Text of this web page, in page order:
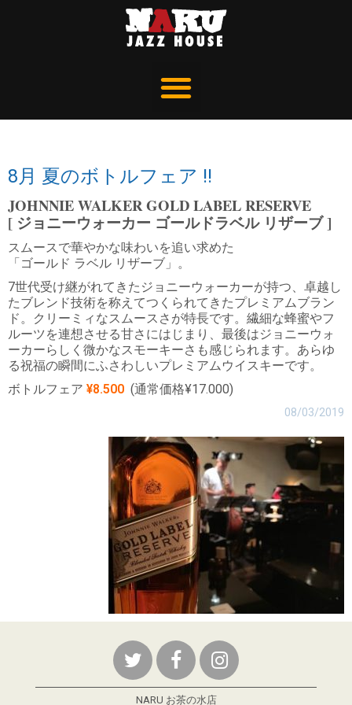
8月 夏のボトルフェア !!
JOHNNIE WALKER GOLD LABEL RESERVE
[ ジョニーウォーカー ゴールドラベル リザーブ ]
スムースで華やかな味わいを追い求めた
「ゴールド ラベル リザーブ」。
7世代受け継がれてきたジョニーウォーカーが持つ、卓越し
たブレンド技術を称えてつくられてきたプレミアムブラン
ド。クリーミィなスムースさが特長です。繊細な蜂蜜やフ
ルーツを連想させる甘さにはじまり、最後はジョニーウォ
ーカーらしく微かなスモーキーさも感じられます。あらゆ
る祝福の瞬間にふさわしいプレミアムウイスキーです。
ボトルフェア ¥8.500 (通常価格¥17.000)
08/03/2019
NARU お茶の水店